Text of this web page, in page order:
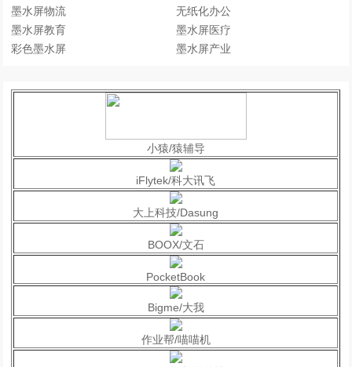
墨水屏物流
无纸化办公
墨水屏教育
墨水屏医疗
彩色墨水屏
墨水屏产业
小猿/猿辅导
iFlytek/科大讯飞
大上科技/Dasung
BOOX/文石
PocketBook
Bigme/大我
作业帮/喵喵机